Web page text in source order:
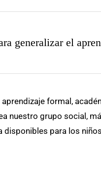
generalizar el
formal,
nuestro grupo social,
para los